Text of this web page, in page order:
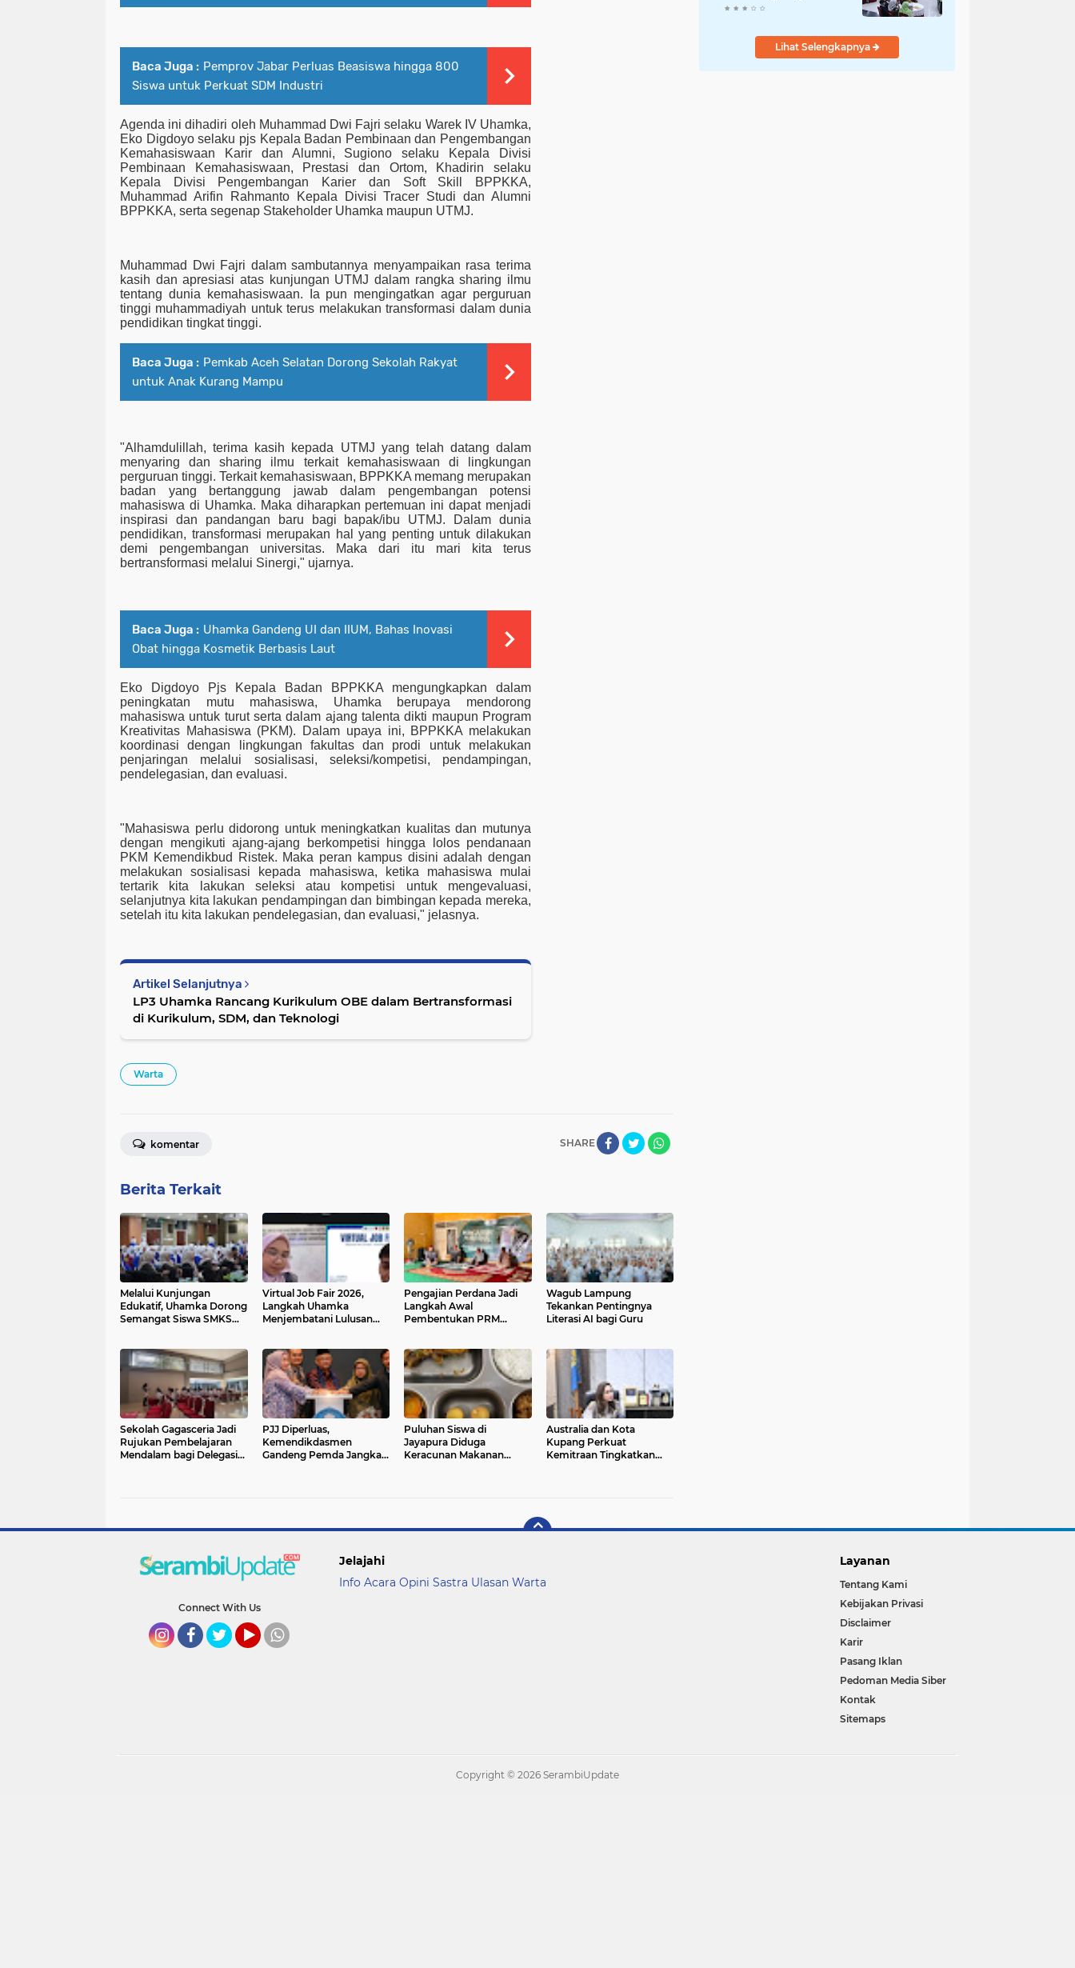
Baca Juga : Pemprov Jabar Perluas Beasiswa hingga 800
Siswa untuk Perkuat SDM Industri
Agenda ini dihadiri oleh Muhammad Dwi Fajri selaku Warek IV Uhamka,
Eko Digdoyo selaku pjs Kepala Badan Pembinaan dan Pengembangan
Kemahasiswaan Karir dan Alumni, Sugiono selaku Kepala Divisi
Pembinaan Kemahasiswaan, Prestasi dan Ortom, Khadirin selaku
Kepala Divisi Pengembangan Karier dan Soft Skill BPPKKA,
Muhammad Arifin Rahmanto Kepala Divisi Tracer Studi dan Alumni
BPPKKA, serta segenap Stakeholder Uhamka maupun UTMJ.
Muhammad Dwi Fajri dalam sambutannya menyampaikan rasa terima
kasih dan apresiasi atas kunjungan UTMJ dalam rangka sharing ilmu
tentang dunia kemahasiswaan. Ia pun mengingatkan agar perguruan
tinggi muhammadiyah untuk terus melakukan transformasi dalam dunia
pendidikan tingkat tinggi.
Baca Juga : Pemkab Aceh Selatan Dorong Sekolah Rakyat
untuk Anak Kurang Mampu
"Alhamdulillah, terima kasih kepada UTMJ yang telah datang dalam
menyaring dan sharing ilmu terkait kemahasiswaan di lingkungan
perguruan tinggi. Terkait kemahasiswaan, BPPKKA memang merupakan
badan yang bertanggung jawab dalam pengembangan potensi
mahasiswa di Uhamka. Maka diharapkan pertemuan ini dapat menjadi
inspirasi dan pandangan baru bagi bapak/ibu UTMJ. Dalam dunia
pendidikan, transformasi merupakan hal yang penting untuk dilakukan
demi pengembangan universitas. Maka dari itu mari kita terus
bertransformasi melalui Sinergi," ujarnya.
Baca Juga : Uhamka Gandeng UI dan IIUM, Bahas Inovasi
Obat hingga Kosmetik Berbasis Laut
Eko Digdoyo Pjs Kepala Badan BPPKKA mengungkapkan dalam
peningkatan mutu mahasiswa, Uhamka berupaya mendorong
mahasiswa untuk turut serta dalam ajang talenta dikti maupun Program
Kreativitas Mahasiswa (PKM). Dalam upaya ini, BPPKKA melakukan
koordinasi dengan lingkungan fakultas dan prodi untuk melakukan
penjaringan melalui sosialisasi, seleksi/kompetisi, pendampingan,
pendelegasian, dan evaluasi.
"Mahasiswa perlu didorong untuk meningkatkan kualitas dan mutunya
dengan mengikuti ajang-ajang berkompetisi hingga lolos pendanaan
PKM Kemendikbud Ristek. Maka peran kampus disini adalah dengan
melakukan sosialisasi kepada mahasiswa, ketika mahasiswa mulai
tertarik kita lakukan seleksi atau kompetisi untuk mengevaluasi,
selanjutnya kita lakukan pendampingan dan bimbingan kepada mereka,
setelah itu kita lakukan pendelegasian, dan evaluasi," jelasnya.
Artikel Selanjutnya
LP3 Uhamka Rancang Kurikulum OBE dalam Bertransformasi
di Kurikulum, SDM, dan Teknologi
Warta
SHARE
komentar
Berita Terkait
Melalui Kunjungan
Edukatif, Uhamka Dorong
Semangat Siswa SMKS
Virtual Job Fair 2026,
Langkah Uhamka
Menjembatani Lulusan
Pengajian Perdana Jadi
Langkah Awal
Pembentukan PRM
Wagub Lampung
Tekankan Pentingnya
Literasi AI bagi Guru
Sekolah Gagasceria Jadi
Rujukan Pembelajaran
Mendalam bagi Delegasi
PJJ Diperluas,
Kemendikdasmen
Gandeng Pemda Jangkau
Puluhan Siswa di
Jayapura Diduga
Keracunan Makanan
Australia dan Kota
Kupang Perkuat
Kemitraan Tingkatkan
Chandrawaty
Lihat Selengkapnya
Connect With Us
Jelajahi
Info Acara Opini Sastra Ulasan Warta
Layanan
Tentang Kami
Kebijakan Privasi
Disclaimer
Karir
Pasang Iklan
Pedoman Media Siber
Kontak
Sitemaps
Copyright © 2026 SerambiUpdate